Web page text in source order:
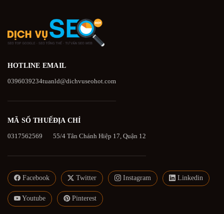
HOTLINE
0396039234
EMAIL
tuanld@dichvuseohot.com
MÃ SỐ THUẾ
0317562569
ĐỊA CHỈ
55/4 Tân Chánh Hiệp 17, Quận 12
Facebook Twitter Instagram Linkedin
Youtube Pinterest